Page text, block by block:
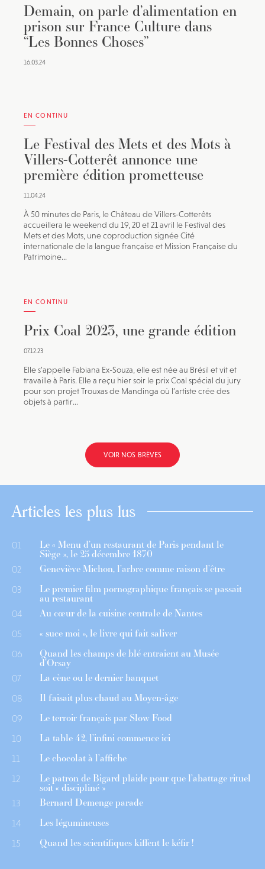
Demain, on parle d’alimentation en
prison sur France Culture dans
“Les Bonnes Choses”
16.03.24
EN CONTINU
Le Festival des Mets et des Mots à
Villers-Cotterêt annonce une
première édition prometteuse
11.04.24
À 50 minutes de Paris, le Château de Villers-Cotterêts
accueillera le weekend du 19, 20 et 21 avril le Festival des
Mets et des Mots, une coproduction signée Cité
internationale de la langue française et Mission Française du
Patrimoine...
EN CONTINU
Prix Coal 2023, une grande édition
07.12.23
Elle s’appelle Fabiana Ex-Souza, elle est née au Brésil et vit et
travaille à Paris. Elle a reçu hier soir le prix Coal spécial du jury
pour son projet Trouxas de Mandinga où l’artiste crée des
objets à partir...
VOIR NOS BRÈVES
Articles les plus lus
01 Le « Menu d’un restaurant de Paris pendant le
Siège », le 25 décembre 1870
02 Geneviève Michon, l’arbre comme raison d’être
03 Le premier film pornographique français se passait
au restaurant
04 Au cœur de la cuisine centrale de Nantes
05 « suce moi », le livre qui fait saliver
06 Quand les champs de blé entraient au Musée
d’Orsay
07 La cène ou le dernier banquet
08 Il faisait plus chaud au Moyen-âge
09 Le terroir français par Slow Food
10 La table 42, l’infini commence ici
11 Le chocolat à l’affiche
12 Le patron de Bigard plaide pour que l’abattage rituel
soit « discipliné »
13 Bernard Demenge parade
14 Les légumineuses
15 Quand les scientifiques kiffent le kéfir !